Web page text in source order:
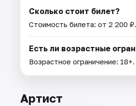
Сколько стоит билет?
Стоимость билета: от 2 200 ₽.
Есть ли возрастные
Возрастное ограничение: 18+.
Артист